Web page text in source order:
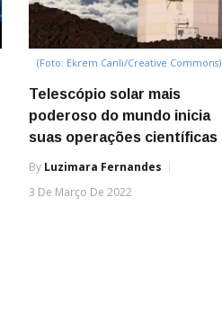
(Foto: Ekrem Canli/Creative Commons)
Telescópio solar mais
poderoso do mundo inicia
suas operações científicas
By Luzimara Fernandes
3 De Março De 2022